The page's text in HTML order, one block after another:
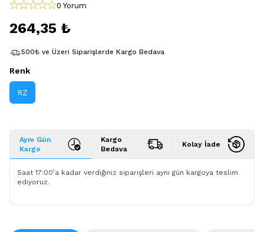
0 Yorum
264,35 ₺
500₺ ve Üzeri Siparişlerde Kargo Bedava
Renk
RZ
Aynı Gün
Kargo
Kargo
Bedava
Kolay İade
Saat 17:00’a kadar verdiğiniz siparişleri aynı gün kargoya teslim
ediyoruz.